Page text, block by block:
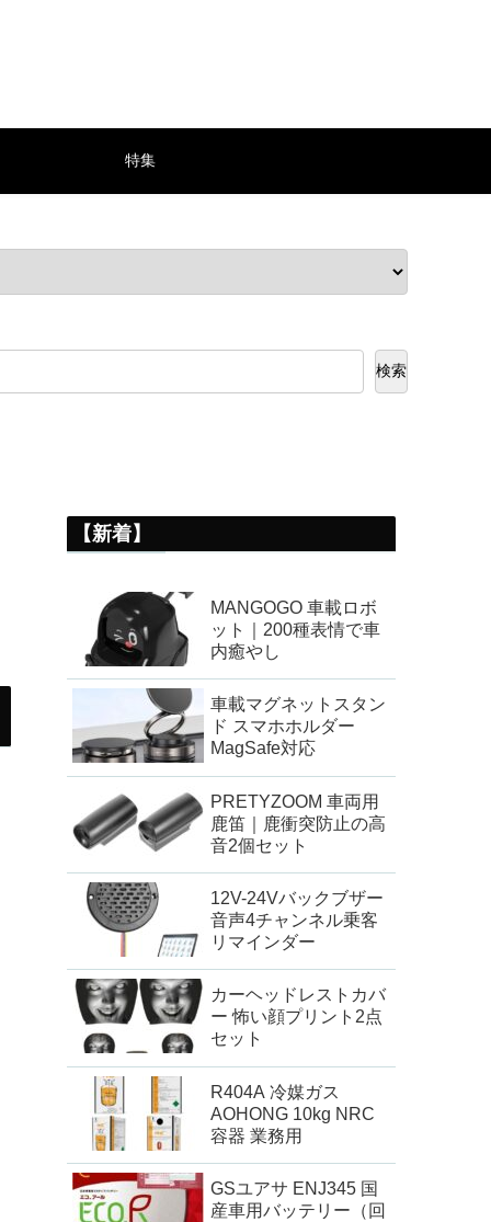
特集
検索
【新着】
MANGOGO 車載ロボ
ット｜200種表情で車
内癒やし
車載マグネットスタン
ド スマホホルダー
MagSafe対応
PRETYZOOM 車両用
鹿笛｜鹿衝突防止の高
音2個セット
12V-24Vバックブザー
音声4チャンネル乗客
リマインダー
カーヘッドレストカバ
ー 怖い顔プリント2点
セット
R404A 冷媒ガス
AOHONG 10kg NRC
容器 業務用
GSユアサ ENJ345 国
産車用バッテリー（回